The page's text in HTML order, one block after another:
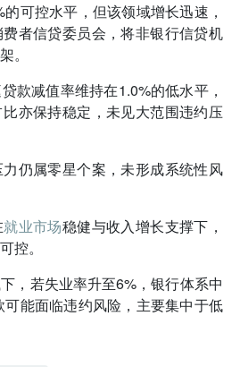
可控水平，但该领域增长迅速，
者信贷委员会，将非银行信贷机
。
款减值率维持在1.0%的低水平，
亦保持稳定，未见大范围违约压
仍属零星个案，未形成系统性风
就业市场稳健与收入增长支撑下，
控。
，若失业率升至6%，银行体系中
能面临违约风险，主要集中于低